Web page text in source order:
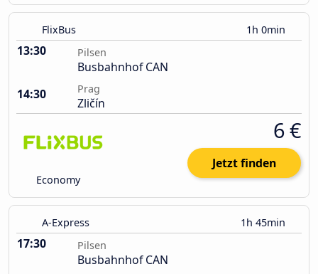
FlixBus 1h 0min
13:30 Pilsen
Busbahnhof CAN
14:30
Prag
Zličín
Economy
6 €
Jetzt finden
A-Express 1h 45min
17:30 Pilsen
Busbahnhof CAN